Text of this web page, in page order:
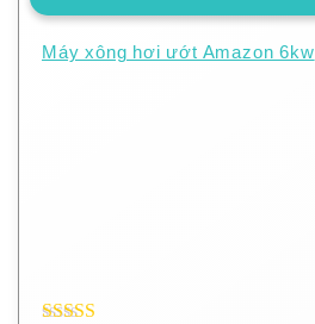
Máy xông hơi ướt Amazon 6kw